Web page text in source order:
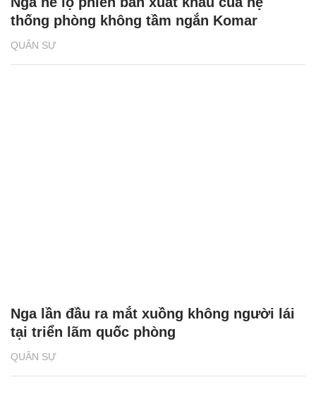
QUÂN SỰ
thống phòng không tầm ngắn Komar
QUÂN SỰ
Nga lần đầu ra mắt xuồng không người lái
tại triển lãm quốc phòng